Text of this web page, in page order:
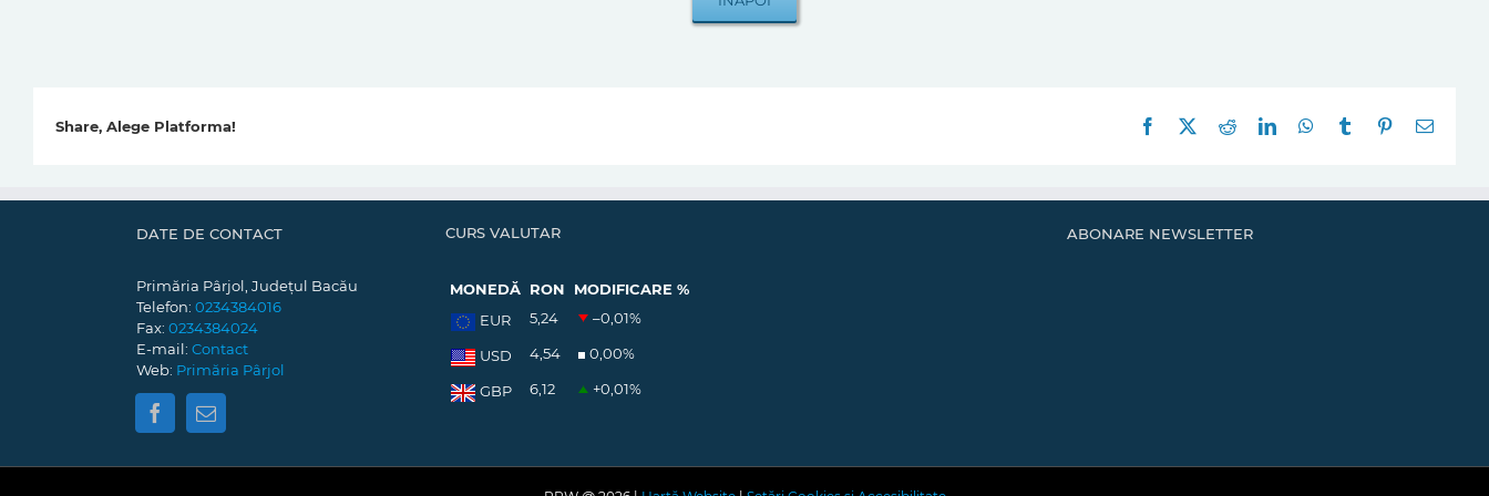
Share, Alege Platforma! Facebook RedditLinkedInWhatsApp
Tumblr Pinterest
E-
DATE DE CONTACT
Primăria Pârjol, Județul Bacău
Telefon: 0234384016
Fax: 0234384024
E-mail: Contact
Web: Primăria Pârjol
CURS VALUTAR
MONEDĂ RON
MODIFICARE %
EUR
5,24 –0,01%
USD 4,54 0,00%
GBP 6,12 +0,01%
ABONARE NEWSLETTER